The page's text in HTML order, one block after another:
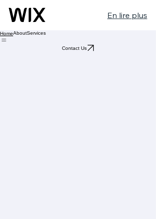
En lire plus